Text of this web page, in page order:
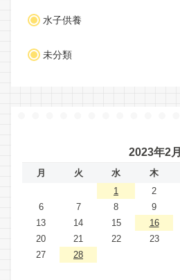
水子供養
未分類
2023年2月
月 火 水 木
1
2
6
7 8 9
13
14 15 16
20
21 22 23
27
28